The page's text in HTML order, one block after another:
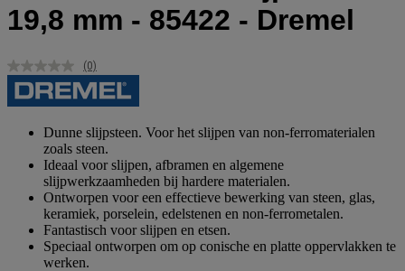
19,8 mm - 85422 - Dremel
Geen
scorewaarde.
Dezelfde
(0)
Dunne slijpsteen. Voor het slijpen van non-ferromaterialen
zoals steen.
Ideaal voor slijpen, afbramen en algemene
slijpwerkzaamheden bij hardere materialen.
Ontworpen voor een effectieve bewerking van steen, glas,
keramiek, porselein, edelstenen en non-ferrometalen.
Fantastisch voor slijpen en etsen.
Speciaal ontworpen om op conische en platte oppervlakken te
werken.